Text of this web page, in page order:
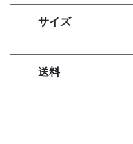
サイズ
送料